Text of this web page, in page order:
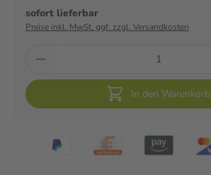
sofort lieferbar
Preise inkl. MwSt. ggf. zzgl. Versandkosten
In den Warenkorb